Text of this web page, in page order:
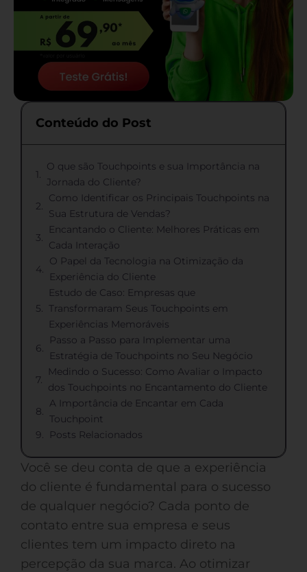
Conteúdo do Post
O que são Touchpoints e sua Importância na
Jornada do Cliente?
Como Identificar os Principais Touchpoints na
Sua Estrutura de Vendas?
Encantando o Cliente: Melhores Práticas em
Cada Interação
O Papel da Tecnologia na Otimização da
Experiência do Cliente
Estudo de Caso: Empresas que
Transformaram Seus Touchpoints em
Experiências Memoráveis
Passo a Passo para Implementar uma
Estratégia de Touchpoints no Seu Negócio
Medindo o Sucesso: Como Avaliar o Impacto
dos Touchpoints no Encantamento do Cliente
A Importância de Encantar em Cada
Touchpoint
Posts Relacionados
Você se deu conta de que a experiência
do cliente é fundamental para o sucesso
de qualquer negócio? Cada ponto de
contato entre sua empresa e seus
clientes tem um impacto direto na
percepção da sua marca. Ao otimizar